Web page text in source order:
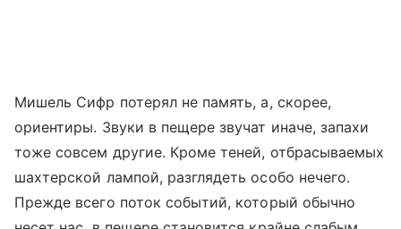
Мишель Сифр потерял не память, а, скорее,
ориентиры. Звуки в пещере звучат иначе, запахи
тоже совсем другие. Кроме теней, отбрасываемых
шахтерской лампой, разглядеть особо нечего.
Прежде всего поток событий, который обычно